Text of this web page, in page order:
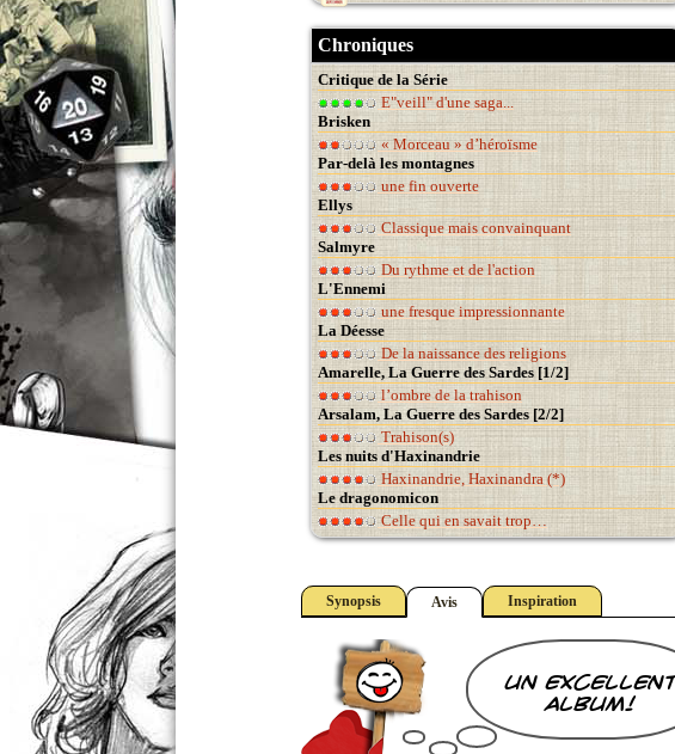
Chroniques
Critique de la Série
E"veill" d'une saga...
Brisken
« Morceau » d’héroïsme
Par-delà les montagnes
une fin ouverte
Ellys
Classique mais convainquant
Salmyre
Du rythme et de l'action
L'Ennemi
une fresque impressionnante
La Déesse
De la naissance des religions
Amarelle, La Guerre des Sardes [1/2]
l’ombre de la trahison
Arsalam, La Guerre des Sardes [2/2]
Trahison(s)
Les nuits d'Haxinandrie
Haxinandrie, Haxinandra (*)
Le dragonomicon
Celle qui en savait trop…
Synopsis Avis Inspiration
un excellent
album!